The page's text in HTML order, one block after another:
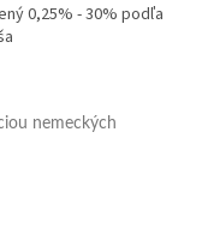
0,25% - 30% podľa
nemeckých